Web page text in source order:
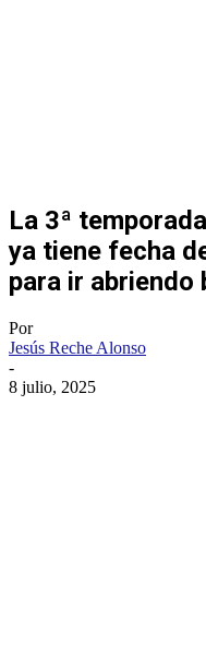
La 3ª
ya tiene fecha
para ir abriendo
Por
Jesús Reche Alonso
-
8 julio, 2025